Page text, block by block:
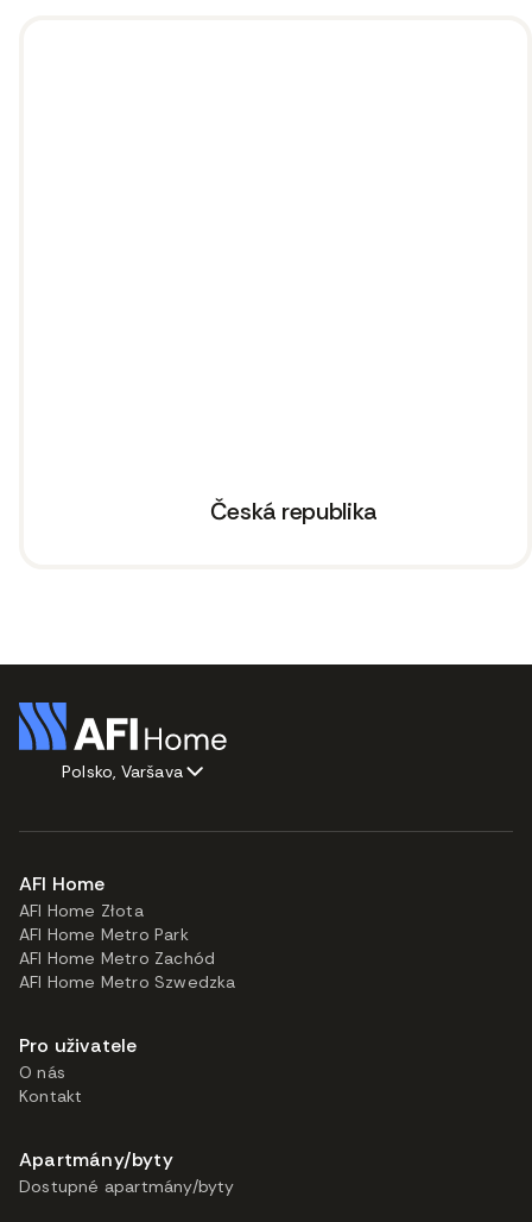
Česká republika
Polsko, Varšava
AFI Home
AFI Home Złota
AFI Home Metro Park
AFI Home Metro Zachód
AFI Home Metro Szwedzka
Pro uživatele
O nás
Kontakt
Apartmány/byty
Dostupné apartmány/byty